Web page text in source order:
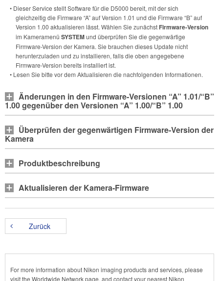
• Dieser Service stellt Software für die D5000 bereit, mit der sich
gleichzeitig die Firmware “A” auf Version 1.01 und die Firmware “B” auf
Version 1.00 aktualisieren lässt. Wählen Sie zunächst Firmware-Version
im Kameramenü SYSTEMund überprüfen Sie die gegenwärtige
Firmware-Version der Kamera. Sie brauchen dieses Update nicht
herunterzuladen und zu installieren, falls die oben angegebene
Firmware-Version bereits installiert ist.
• Lesen Sie bitte vor dem Aktualisieren die nachfolgenden Informationen.
Änderungen in den Firmware-Versionen “A” 1.01/“B”
1.00 gegenüber den Versionen “A” 1.00/“B” 1.00
Überprüfen der gegenwärtigen Firmware-Version der
Kamera
Produktbeschreibung
Aktualisieren der Kamera-Firmware
Zurück
For more information about Nikon imaging products and services, please
visit the Worldwide Network page, and contact your nearest Nikon